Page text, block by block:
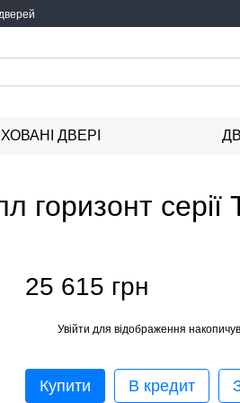
ДВЕРІ
горизонт
25 615 грн
Увійти для відображення
Купити В кредит